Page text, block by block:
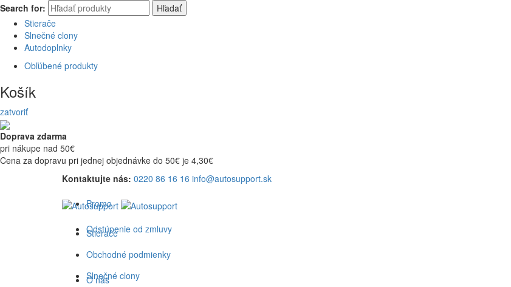
Search for:
Hľadať
Stierače
Slnečné clony
Autodoplnky
Obľúbené produkty
Košík
zatvoriť
Doprava zdarma
pri nákupe nad 50€
Cena za dopravu pri jednej objednávke do 50€ je 4,30€
Kontaktujte nás: 0220 86 16 16 info@autosupport.sk
Promo
Odstúpenie od zmluvy
Obchodné podmienky
O nás
Stierače
Slnečné clony